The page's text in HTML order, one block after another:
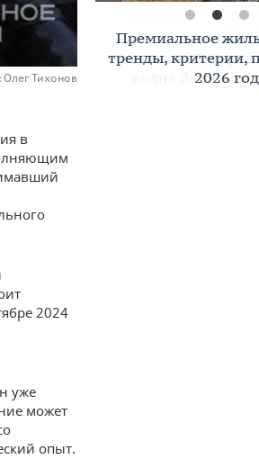
Тихонов
в
2024
уже
может
опыт.
Премиальное
тренды, критерии,
2026